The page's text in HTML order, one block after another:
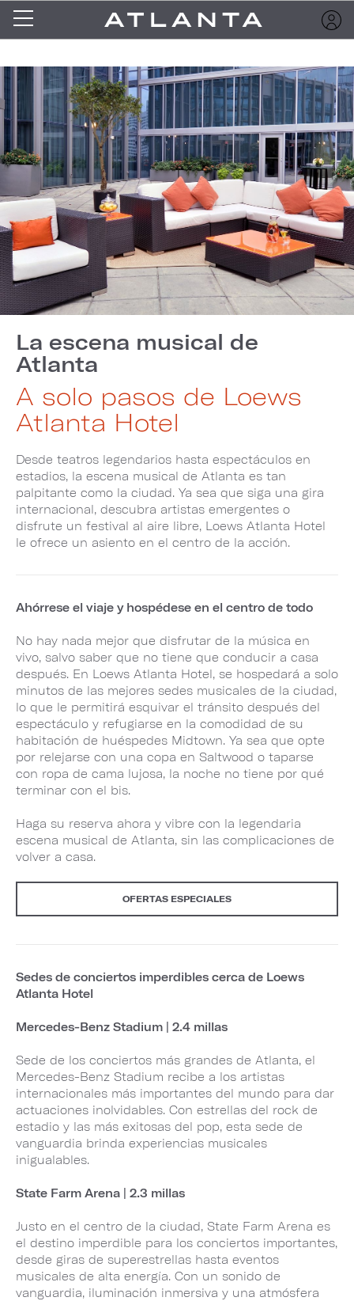
La escena musical de
Atlanta
A solo pasos de Loews
Atlanta Hotel
Desde teatros legendarios hasta espectáculos en
estadios, la escena musical de Atlanta es tan
palpitante como la ciudad. Ya sea que siga una gira
internacional, descubra artistas emergentes o
disfrute un festival al aire libre, Loews Atlanta Hotel
le ofrece un asiento en el centro de la acción.
Ahórrese el viaje y hospédese en el centro de todo
No hay nada mejor que disfrutar de la música en
vivo, salvo saber que no tiene que conducir a casa
después. En Loews Atlanta Hotel, se hospedará a solo
minutos de las mejores sedes musicales de la ciudad,
lo que le permitirá esquivar el tránsito después del
espectáculo y refugiarse en la comodidad de su
habitación de huéspedes Midtown. Ya sea que opte
por relejarse con una copa en Saltwood o taparse
con ropa de cama lujosa, la noche no tiene por qué
terminar con el bis.
Haga su reserva ahora y vibre con la legendaria
escena musical de Atlanta, sin las complicaciones de
volver a casa.
OFERTAS ESPECIALES
Sedes de conciertos imperdibles cerca de Loews
Atlanta Hotel
Mercedes-Benz Stadium | 2.4 millas
Sede de los conciertos más grandes de Atlanta, el
Mercedes-Benz Stadium recibe a los artistas
internacionales más importantes del mundo para dar
actuaciones inolvidables. Con estrellas del rock de
estadio y las más exitosas del pop, esta sede de
vanguardia brinda experiencias musicales
inigualables.
State Farm Arena | 2.3 millas
Justo en el centro de la ciudad, State Farm Arena es
el destino imperdible para los conciertos importantes,
desde giras de superestrellas hasta eventos
musicales de alta energía. Con un sonido de
vanguardia, iluminación inmersiva y una atmósfera